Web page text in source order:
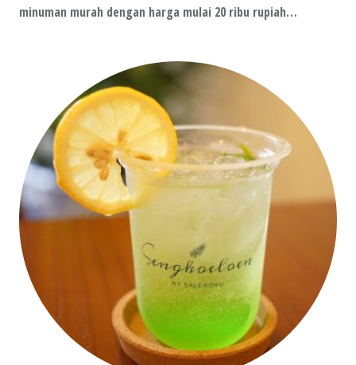
minuman murah dengan harga mulai 20 ribu rupiah…